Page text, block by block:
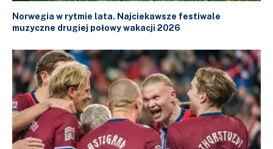
Norwegia w rytmie lata. Najciekawsze festiwale
muzyczne drugiej połowy wakacji 2026